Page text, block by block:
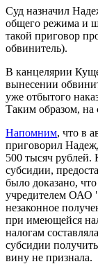
Суд назначил
общего режима и
такой приговор
обвинитель).
В канцелярии
вынесении
уже отбытого
Таким образом, на
Напомним, что в
приговорил
500 тысяч рублей.
субсидии,
было доказано,
учредителем ОАО
незаконное
при имеющейся
налогам
субсидии
вину не признала.